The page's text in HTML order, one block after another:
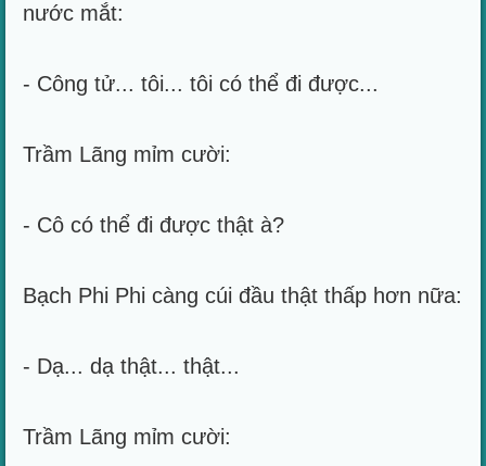
nước mắt:
- Công tử... tôi... tôi có thể đi được...
Trầm Lãng mỉm cười:
- Cô có thể đi được thật à?
Bạch Phi Phi càng cúi đầu thật thấp hơn nữa:
- Dạ... dạ thật... thật...
Trầm Lãng mỉm cười: